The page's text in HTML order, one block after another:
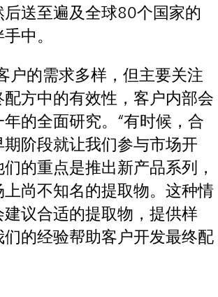
送至遍及全球80个国家的
中。
户的需求多样，但主要关注
方中的有效性，客户内部会
的全面研究。“有时候，合
阶段就让我们参与市场开
的重点是推出新产品系列，
尚不知名的提取物。这种情
议合适的提取物，提供样
的经验帮助客户开发最终配